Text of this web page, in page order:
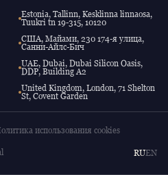
Estonia, Tallinn, Kesklinna linnaosa,
Tuukri tn 19-315, 10120
США, Майами, 230 174-я улица,
Санни-Айлс-Бич
UAE, Dubai, Dubai Silicon Oasis,
DDP, Building A2
United Kingdom, London, 71 Shelton
St, Covent Garden
использования cookies
RUEN